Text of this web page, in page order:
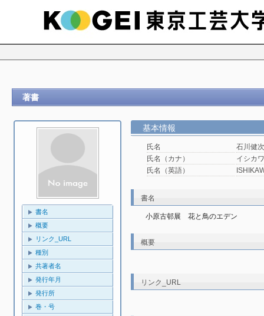
著書
書名
概要
リンク_URL
種別
共著者名
発行年月
発行所
巻・号
基本情報
氏名
石川健次
氏名（カナ）
イシカ
氏名（英語）
書名
小原古邨展 花と鳥のエデン
概要
リンク_URL